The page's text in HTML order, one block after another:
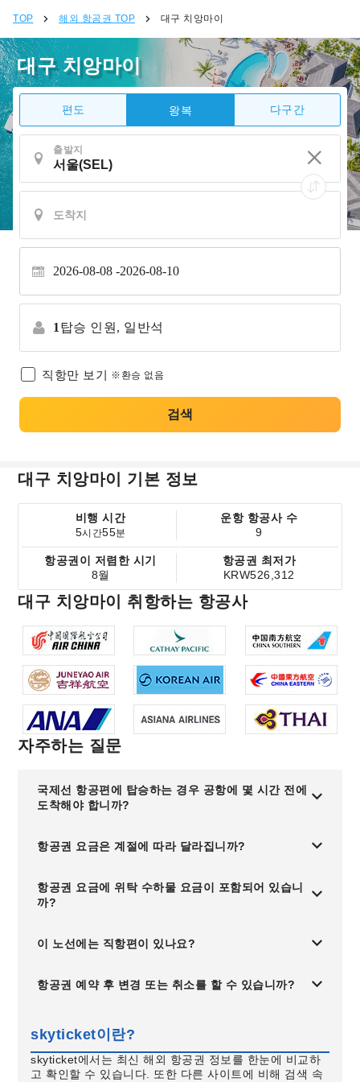
TOP 해외 항공권 TOP 대구 치앙마이
대구 치앙마이
편도 왕복 다구간
출발지
2026-08-08 2026-08-10
1 탑승 인원, 일반석
직항만 보기 ※환승 없음
검색
대구 치앙마이 기본 정보
비행 시간
5시간55분
운항 항공사 수
9
항공권이 저렴한 시기
8월
항공권 최저가
KRW526,312
대구 치앙마이 취항하는 항공사
자주하는 질문
국제선 항공편에 탑승하는 경우 공항에 몇 시간 전에
도착해야 합니까?
항공권 요금은 계절에 따라 달라집니까?
항공권 요금에 위탁 수하물 요금이 포함되어 있습니
까?
이 노선에는 직항편이 있나요?
항공권 예약 후 변경 또는 취소를 할 수 있습니까?
skyticket이란?
skyticket에서는 최신 해외 항공권 정보를 한눈에 비교하
고 확인할 수 있습니다. 또한 다른 사이트에 비해 검색 속